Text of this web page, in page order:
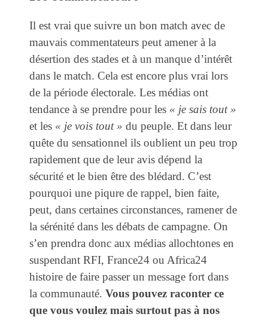
Il est vrai que suivre un bon match avec de
mauvais commentateurs peut amener à la
désertion des stades et à un manque d’intérêt
dans le match. Cela est encore plus vrai lors
de la période électorale. Les médias ont
tendance à se prendre pour les « je sais tout »
et les « je vois tout » du peuple. Et dans leur
quête du sensationnel ils oublient un peu trop
rapidement que de leur avis dépend la
sécurité et le bien être des blédard. C’est
pourquoi une piqure de rappel, bien faite,
peut, dans certaines circonstances, ramener de
la sérénité dans les débats de campagne. On
s’en prendra donc aux médias allochtones en
suspendant RFI, France24 ou Africa24
histoire de faire passer un message fort dans
la communauté. Vous pouvez raconter ce
que vous voulez mais surtout pas à nos